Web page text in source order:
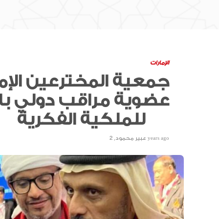
الإمارات
جمعية المخترعين
عضوية مراقب دولي
للملكية الفكرية
عبير محمود, 2 years ago